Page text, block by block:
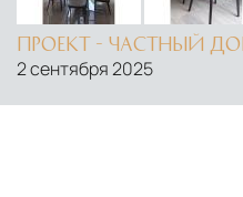
ПРОЕКТ - ЧАСТНЫЙ
2 сентября 2025